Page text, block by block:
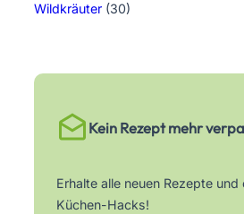
Wildkräuter (30)
Kein Rezept mehr
Erhalte alle neuen Rezepte und
Küchen-Hacks!